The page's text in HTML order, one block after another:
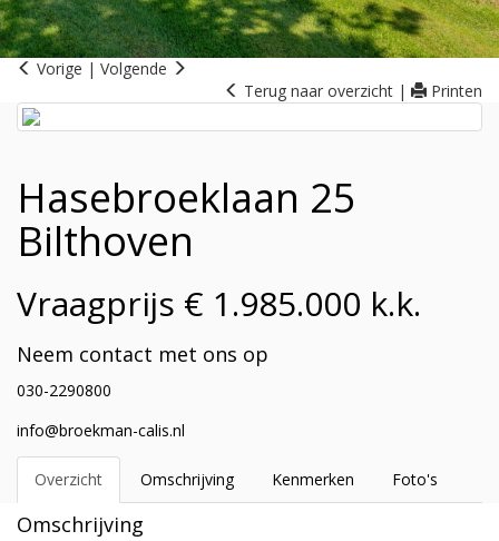
Vorige | Volgende
Terug naar overzicht | Printen
Hasebroeklaan 25
Bilthoven
Vraagprijs € 1.985.000 k.k.
Neem contact met ons op
030-2290800
info@broekman-calis.nl
Overzicht Omschrijving Kenmerken Foto's
Omschrijving